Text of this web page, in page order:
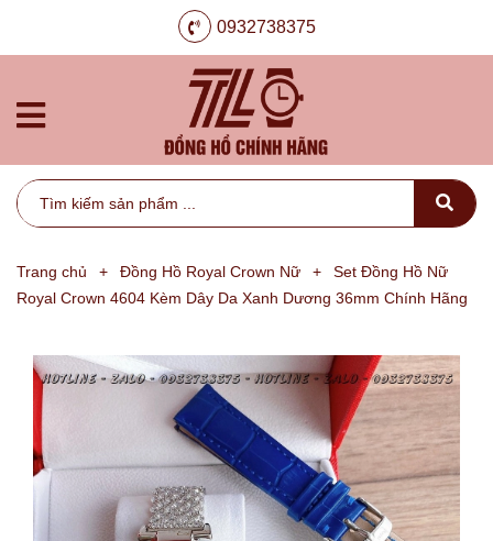
0932738375
Trang chủ + Đồng Hồ Royal Crown Nữ +
Set Đồng Hồ Nữ
Royal Crown 4604 Kèm Dây Da Xanh Dương 36mm Chính Hãng